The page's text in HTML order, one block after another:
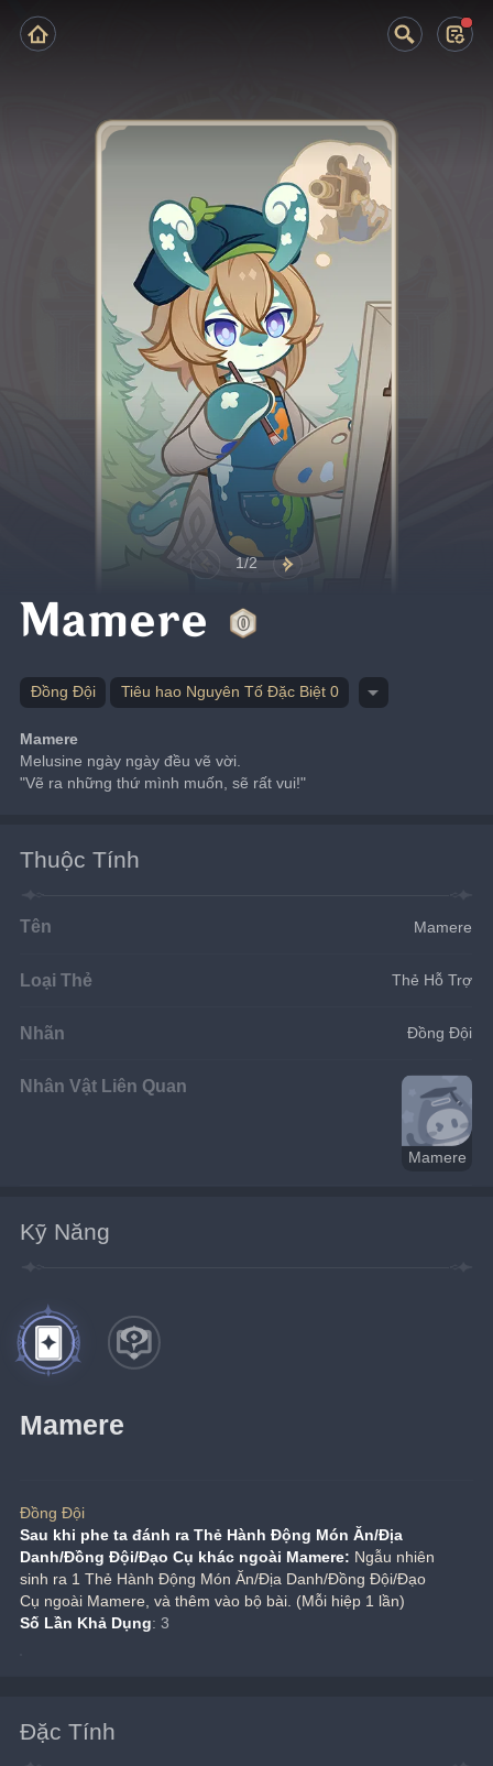
1/2
Mamere
Đồng Đội Tiêu hao Nguyên Tố Đặc Biệt 0
Mamere
Melusine ngày ngày đều vẽ vời.
"Vẽ ra những thứ mình muốn, sẽ rất vui!"
Thuộc Tính
Tên Mamere
Loại Thẻ Thẻ Hỗ Trợ
Nhãn Đồng Đội
Nhân Vật Liên Quan
Mamere
Kỹ Năng
Mamere
Đồng Đội
Sau khi phe ta đánh ra Thẻ Hành Động Món Ăn/Địa
Danh/Đồng Đội/Đạo Cụ khác ngoài Mamere: Ngẫu nhiên
sinh ra 1 Thẻ Hành Động Món Ăn/Địa Danh/Đồng Đội/Đạo
Cụ ngoài Mamere, và thêm vào bộ bài. (Mỗi hiệp 1 lần)
Số Lần Khả Dụng: 3
Đặc Tính